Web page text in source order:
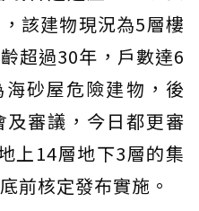
該建物現況為5層樓
超過30年，戶數達6
砂屋危險建物，後
審議，今日都更審
上14層地下3層的集
前核定發布實施。